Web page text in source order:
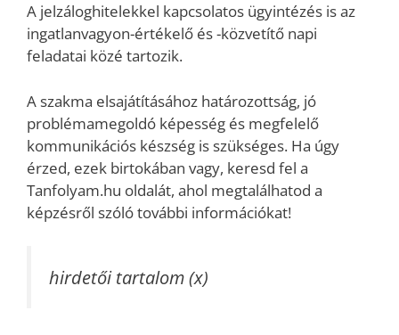
A jelzáloghitelekkel kapcsolatos ügyintézés is az
ingatlanvagyon-értékelő és -közvetítő napi
feladatai közé tartozik.
A szakma elsajátításához határozottság, jó
problémamegoldó képesség és megfelelő
kommunikációs készség is szükséges. Ha úgy
érzed, ezek birtokában vagy, keresd fel a
Tanfolyam.hu oldalát, ahol megtalálhatod a
képzésről szóló további információkat!
hirdetői tartalom (x)